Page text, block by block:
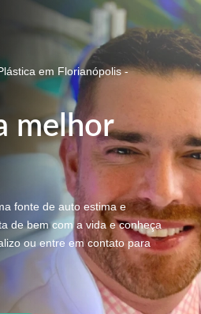
em Florianópolis -
melhor
fonte de auto estima e
de bem com a vida e conheça
ou entre em contato para